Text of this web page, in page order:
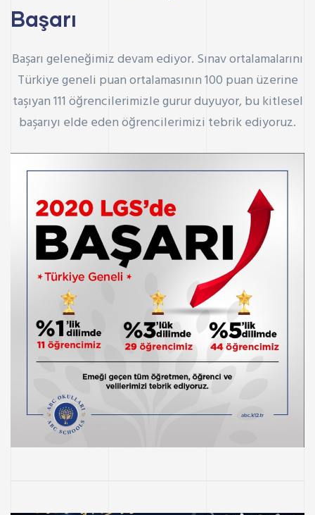
Başarı
Başarı geleneğimiz devam ediyor. Sınav ortalamalarını
Türkiye geneli puan ortalamasının 100 puan üzerine
taşıyan 111 öğrencilerimizle gurur duyuyor, bu kitlesel
başarıyı elde eden öğrencilerimizi tebrik ediyoruz.